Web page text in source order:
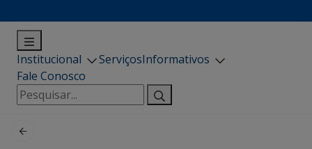
Institucional ServiçosInformativos
Fale Conosco
Pesquisar
por: